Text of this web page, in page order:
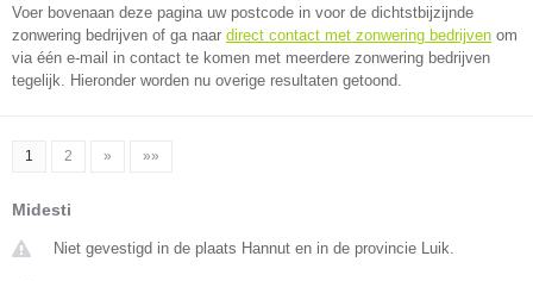
Voer bovenaan deze pagina uw postcode in voor de dichtstbijzijnde
zonwering bedrijven of ga naar direct contact met zonwering bedrijven om
via één e-mail in contact te komen met meerdere zonwering bedrijven
tegelijk. Hieronder worden nu overige resultaten getoond.
1 2 » »»
Midesti
Niet gevestigd in de plaats Hannut en in de provincie Luik.